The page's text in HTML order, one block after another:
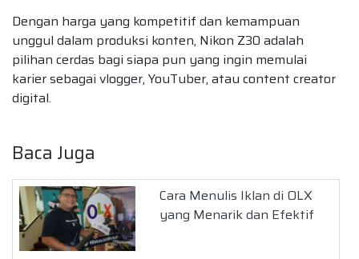
Dengan harga yang kompetitif dan kemampuan
unggul dalam produksi konten, Nikon Z30 adalah
pilihan cerdas bagi siapa pun yang ingin memulai
karier sebagai vlogger, YouTuber, atau content creator
digital.
Baca Juga
Cara Menulis Iklan di OLX
yang Menarik dan Efektif